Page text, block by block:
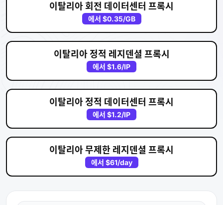
이탈리아 회전 데이터센터 프록시
에서 $0.35/GB
이탈리아 정적 레지덴셜 프록시
에서 $1.6/IP
이탈리아 정적 데이터센터 프록시
에서 $1.2/IP
이탈리아 무제한 레지덴셜 프록시
에서 $61/day